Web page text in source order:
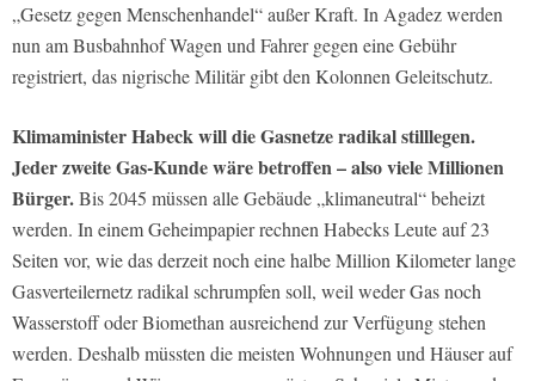
„Gesetz gegen Menschenhandel“ außer Kraft. In Agadez werden
nun am Busbahnhof Wagen und Fahrer gegen eine Gebühr
registriert, das nigrische Militär gibt den Kolonnen Geleitschutz.
Klimaminister Habeck will die Gasnetze radikal stilllegen.
Jeder zweite Gas-Kunde wäre betroffen – also viele Millionen
Bürger.Bis 2045 müssen alle Gebäude „klimaneutral“ beheizt
werden. In einem Geheimpapier rechnen Habecks Leute auf 23
Seiten vor, wie das derzeit noch eine halbe Million Kilometer lange
Gasverteilernetz radikal schrumpfen soll, weil weder Gas noch
Wasserstoff oder Biomethan ausreichend zur Verfügung stehen
werden. Deshalb müssten die meisten Wohnungen und Häuser auf